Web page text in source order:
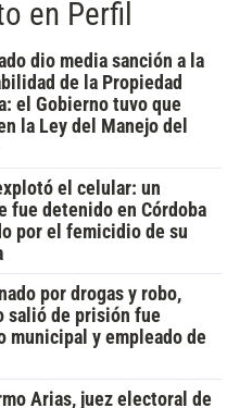
en Perfil
dio media sanción a la
de la Propiedad
el Gobierno tuvo que
la Ley del Manejo del
el celular: un
fue detenido en Córdoba
por el femicidio de su
por drogas y robo,
salió de prisión fue
municipal y empleado de
Arias, juez electoral de